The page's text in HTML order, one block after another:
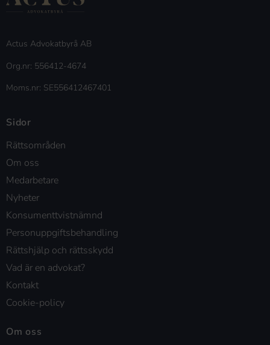
Actus Advokatbyrå AB
Org.nr: 556412-4674
Moms.nr: SE556412467401
Sidor
Rättsområden
Om oss
Medarbetare
Nyheter
Konsumenttvistnämnd
Personuppgiftsbehandling
Rättshjälp och rättsskydd
Vad är en advokat?
Kontakt
Cookie-policy
Om oss